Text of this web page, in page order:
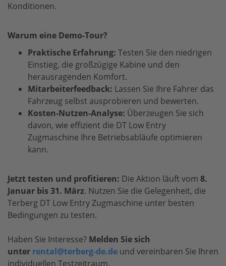
Konditionen.
Warum eine Demo-Tour?
Praktische Erfahrung: Testen Sie den niedrigen
Einstieg, die großzügige Kabine und den
herausragenden Komfort.
Mitarbeiterfeedback: Lassen Sie Ihre Fahrer das
Fahrzeug selbst ausprobieren und bewerten.
Kosten-Nutzen-Analyse: Überzeugen Sie sich
davon, wie effizient die DT Low Entry
Zugmaschine Ihre Betriebsabläufe optimieren
kann.
Jetzt testen und profitieren: Die Aktion läuft vom 8.
Januar bis 31. März. Nutzen Sie die Gelegenheit, die
Terberg DT Low Entry Zugmaschine unter besten
Bedingungen zu testen.
Haben Sie Interesse? Melden Sie sich
unter rental@terberg-de.de und vereinbaren Sie Ihren
individuellen Testzeitraum.